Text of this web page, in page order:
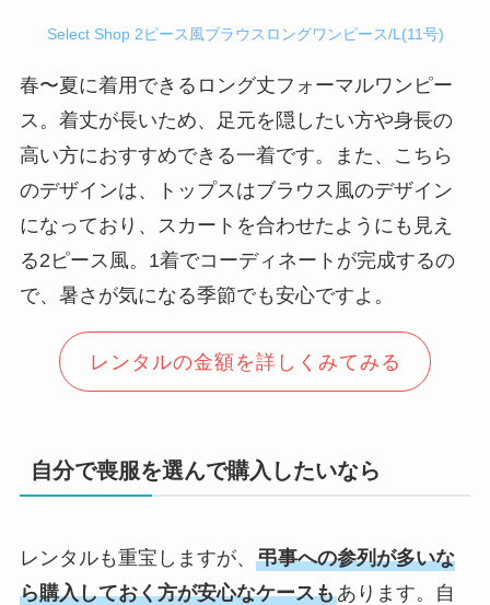
Select Shop 2ピース風ブラウスロングワンピース/L(11号)
春〜夏に着用できるロング丈フォーマルワンピー
ス。着丈が長いため、足元を隠したい方や身長の
高い方におすすめできる一着です。また、こちら
のデザインは、トップスはブラウス風のデザイン
になっており、スカートを合わせたようにも見え
る2ピース風。1着でコーディネートが完成するの
で、暑さが気になる季節でも安心ですよ。
レンタルの金額を詳しくみてみる
自分で喪服を選んで購入したいなら
レンタルも重宝しますが、 弔事への参列が多いな
ら購入しておく方が安心なケースもあります。自